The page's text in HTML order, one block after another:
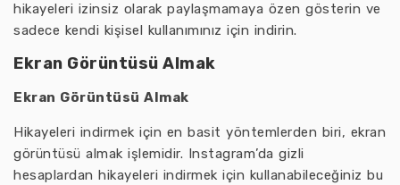
hikayeleri izinsiz olarak paylaşmamaya özen gösterin ve
sadece kendi kişisel kullanımınız için indirin.
Ekran Görüntüsü Almak
Ekran Görüntüsü Almak
Hikayeleri indirmek için en basit yöntemlerden biri, ekran
görüntüsü almak işlemidir. Instagram’da gizli
hesaplardan hikayeleri indirmek için kullanabileceğiniz bu